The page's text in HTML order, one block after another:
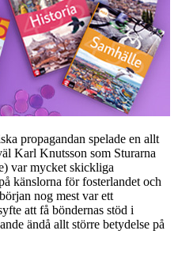
propagandan spelade en allt
Karl Knutsson som Sturarna
var mycket skickliga
känslorna för fosterlandet och
nog mest var ett
att få böndernas stöd i
ändå allt större betydelse på